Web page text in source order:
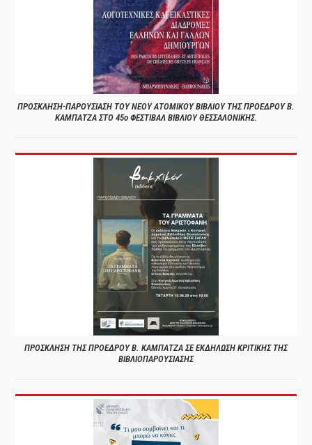
ΠΡΟΣΚΛΗΣΗ-ΠΑΡΟΥΣΙΑΣΗ ΤΟΥ ΝΕΟΥ ΑΤΟΜΙΚΟΥ ΒΙΒΛΙΟΥ ΤΗΣ ΠΡΟΕΔΡΟΥ Β.
ΚΑΜΠΑΤΖΑ ΣΤΟ 45ο ΦΕΣΤΙΒΑΛ ΒΙΒΛΙΟΥ ΘΕΣΣΑΛΟΝΙΚΗΣ.
ΠΡΟΣΚΛΗΣΗ ΤΗΣ ΠΡΟΕΔΡΟΥ Β. ΚΑΜΠΑΤΖΑ ΣΕ ΕΚΔΗΛΩΣΗ ΚΡΙΤΙΚΗΣ ΤΗΣ
ΒΙΒΛΙΟΠΑΡΟΥΣΙΑΣΗΣ